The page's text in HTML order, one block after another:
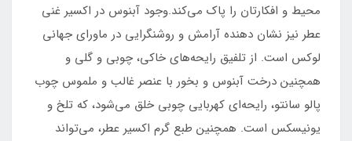
محیط و افکارتان را پاک می‌کند.وجود آبنوس در اکسیر غنی
عطر نیز نشان دهنده آرامش و روشنگرایی در ماورای جهانی
لوکس است. از تلفیق رایحه‌های خاکی، چوبی و گلی و
همچنین درخت آبنوس و بخور با عنصر غالب و ملموس چوب
پالو سانتو، رایحه‌ای کهربایی چوبی خلق می‌شود، که تلخ و
یونیسکس است. همچنین طبع گرم اکسیر عطر، می‌تواند